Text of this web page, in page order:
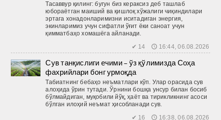
Тасаввур қилинг: бугун биз кераксиз деб ташлаб
юбораётган маиший ва қиш­лоқ хўжалиги чиқиндилари
эртага хонадонларимизни иситадиган энергия,
экинларимиз учун сифатли ўғит ёки саноат учун
қимматбаҳо хомашёга айланади.
✔ 14 🕔 16:44, 06.08.2026
Сув танқислиги ечими – ўз қўлимизда Соҳа
фахрийлари бонг урмоқда
Табиатнинг бебаҳо неъматлари кўп. Улар орасида сув
алоҳида ўрин тутади. Ўрнини бошқа унсур билан босиб
бўлмайдиган, муқобили йўқ, ҳаёт ва тирикликнинг асоси
бўлган илоҳий неъмат ҳисобланади сув.
✔ 16 🕔 16:38, 06.08.2026